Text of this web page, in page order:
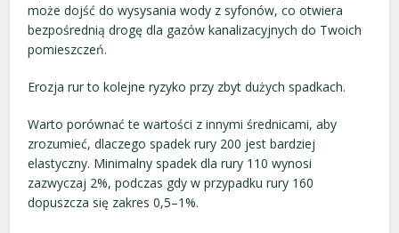
może dojść do wysysania wody z syfonów, co otwiera
bezpośrednią drogę dla gazów kanalizacyjnych do Twoich
pomieszczeń.
Erozja rur to kolejne ryzyko przy zbyt dużych spadkach.
Warto porównać te wartości z innymi średnicami, aby
zrozumieć, dlaczego spadek rury 200 jest bardziej
elastyczny. Minimalny spadek dla rury 110 wynosi
zazwyczaj 2%, podczas gdy w przypadku rury 160
dopuszcza się zakres 0,5–1%.